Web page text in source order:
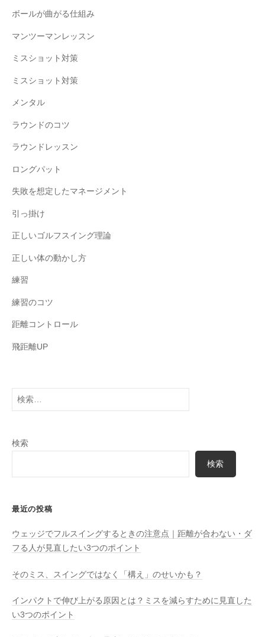
ボールが曲がる仕組み
マンツーマンレッスン
ミスショット対策
ミスショット対策
メンタル
ラウンドのコツ
ラウンドレッスン
ロングパット
失敗を想定したマネージメント
引っ掛け
正しいゴルフスイング理論
正しい体の動かし方
練習
練習のコツ
距離コントロール
飛距離UP
検
検索
検索
最近の投稿
ウェッジでフルスイングするときの注意点｜距離が合わない・ダ
フる人が見直したい3つのポイント
そのミス、スイングではなく「構え」のせいかも？
インパクトで伸び上がる原因とは？ミスを減らすために見直した
い3つのポイント